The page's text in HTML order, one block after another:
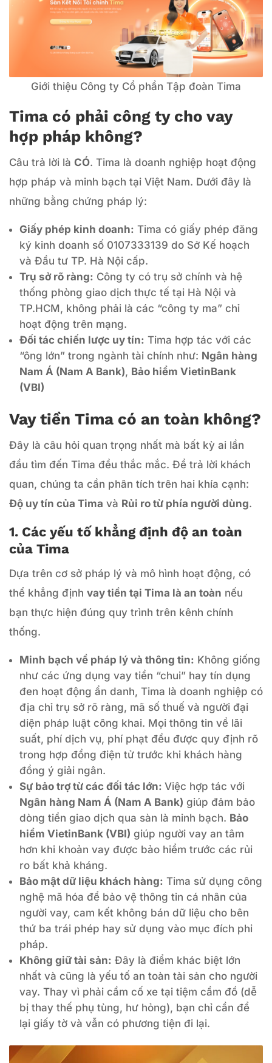
Giới thiệu Công ty Cổ phần Tập đoàn Tima
Tima có phải công ty cho vay
hợp pháp không?
Câu trả lời là CÓ. Tima là doanh nghiệp hoạt động
hợp pháp và minh bạch tại Việt Nam. Dưới đây là
những bằng chứng pháp lý:
Giấy phép kinh doanh: Tima có giấy phép đăng
ký kinh doanh số 0107333139 do Sở Kế hoạch
và Đầu tư TP. Hà Nội cấp.
Trụ sở rõ ràng: Công ty có trụ sở chính và hệ
thống phòng giao dịch thực tế tại Hà Nội và
TP.HCM, không phải là các “công ty ma” chỉ
hoạt động trên mạng.
Đối tác chiến lược uy tín: Tima hợp tác với các
“ông lớn” trong ngành tài chính như: Ngân hàng
Nam Á (Nam A Bank), Bảo hiểm VietinBank
(VBI)
Vay tiền Tima có an toàn không?
Đây là câu hỏi quan trọng nhất mà bất kỳ ai lần
đầu tìm đến Tima đều thắc mắc. Để trả lời khách
quan, chúng ta cần phân tích trên hai khía cạnh:
Độ uy tín của Tima và Rủi ro từ phía người dùng.
1. Các yếu tố khẳng định độ an toàn
của Tima
Dựa trên cơ sở pháp lý và mô hình hoạt động, có
thể khẳng định vay tiền tại Tima là an toàn nếu
bạn thực hiện đúng quy trình trên kênh chính
thống.
Minh bạch về pháp lý và thông tin: Không giống
như các ứng dụng vay tiền “chui” hay tín dụng
đen hoạt động ẩn danh, Tima là doanh nghiệp có
địa chỉ trụ sở rõ ràng, mã số thuế và người đại
diện pháp luật công khai. Mọi thông tin về lãi
suất, phí dịch vụ, phí phạt đều được quy định rõ
trong hợp đồng điện tử trước khi khách hàng
đồng ý giải ngân.
Sự bảo trợ từ các đối tác lớn: Việc hợp tác với
Ngân hàng Nam Á (Nam A Bank) giúp đảm bảo
dòng tiền giao dịch qua sàn là minh bạch. Bảo
hiểm VietinBank (VBI) giúp người vay an tâm
hơn khi khoản vay được bảo hiểm trước các rủi
ro bất khả kháng.
Bảo mật dữ liệu khách hàng: Tima sử dụng công
nghệ mã hóa để bảo vệ thông tin cá nhân của
người vay, cam kết không bán dữ liệu cho bên
thứ ba trái phép hay sử dụng vào mục đích phi
pháp.
Không giữ tài sản: Đây là điểm khác biệt lớn
nhất và cũng là yếu tố an toàn tài sản cho người
vay. Thay vì phải cầm cố xe tại tiệm cầm đồ (dễ
bị thay thế phụ tùng, hư hỏng), bạn chỉ cần để
lại giấy tờ và vẫn có phương tiện đi lại.